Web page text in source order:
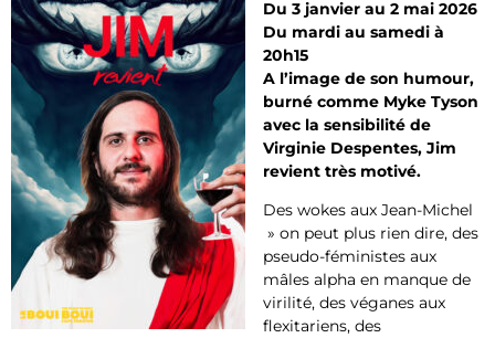
Du 3 janvier au 2 mai 2026
Du mardi au samedi à
20h15
A l’image de son humour,
burné comme Myke Tyson
avec la sensibilité de
Virginie Despentes, Jim
revient très motivé.
Des wokes aux Jean-Michel
» on peut plus rien dire, des
pseudo-féministes aux
mâles alpha en manque de
virilité, des véganes aux
flexitariens, des